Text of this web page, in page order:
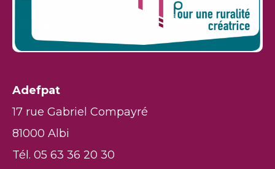
Adefpat
17 rue Gabriel Compayré
81000 Albi
Tél. 05 63 36 20 30